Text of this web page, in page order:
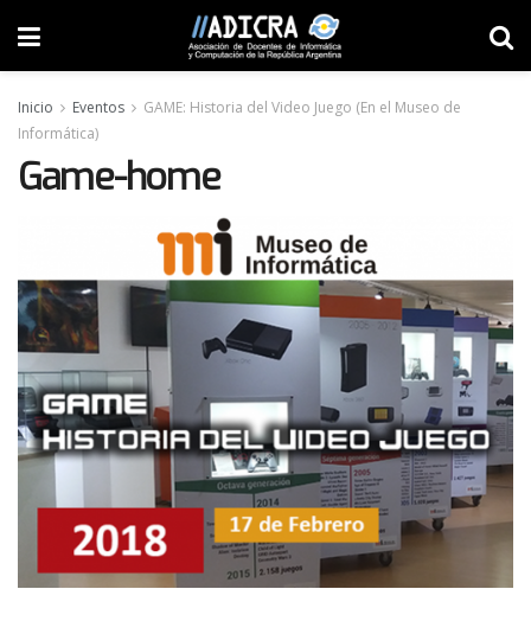
Inicio Eventos
GAME: Historia del Video Juego (En el Museo de
Informática)
Game-home